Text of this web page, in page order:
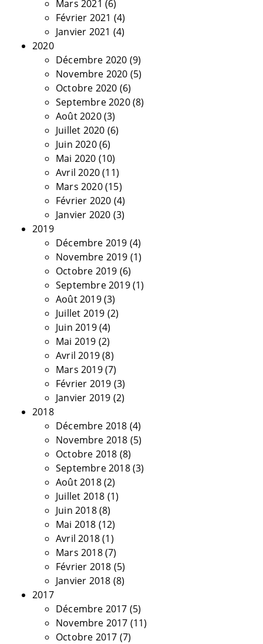
Mars 2021 (6)
Février 2021 (4)
Janvier 2021 (4)
2020
Décembre 2020 (9)
Novembre 2020 (5)
Octobre 2020 (6)
Septembre 2020(8)
Août 2020(3)
Juillet 2020 (6)
Juin 2020(6)
Mai 2020 (10)
Avril 2020(11)
Mars 2020(15)
Février 2020 (4)
Janvier 2020 (3)
2019
Décembre 2019 (4)
Novembre 2019 (1)
Octobre 2019 (6)
Septembre 2019(1)
Août 2019(3)
Juillet 2019 (2)
Juin 2019(4)
Mai 2019 (2)
Avril 2019(8)
Mars 2019(7)
Février 2019 (3)
Janvier 2019 (2)
2018
Décembre 2018 (4)
Novembre 2018 (5)
Octobre 2018 (8)
Septembre 2018(3)
Août 2018(2)
Juillet 2018 (1)
Juin 2018(8)
Mai 2018 (12)
Avril 2018(1)
Mars 2018(7)
Février 2018 (5)
Janvier 2018 (8)
2017
Décembre 2017 (5)
Novembre 2017 (11)
Octobre 2017 (7)